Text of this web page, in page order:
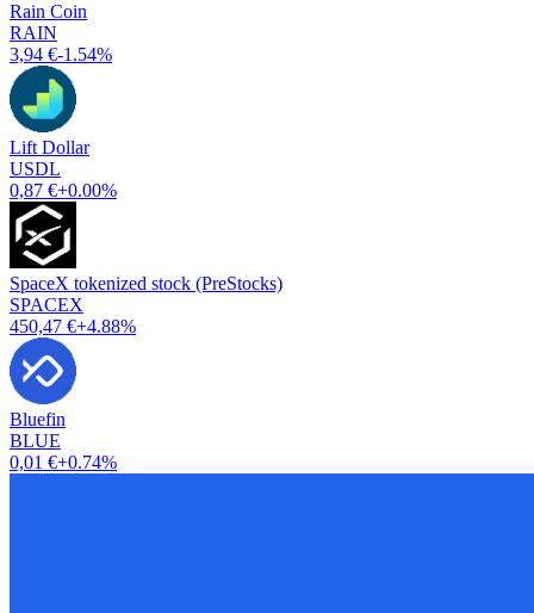
Rain Coin
RAIN
3,94 €-1.54%
Lift Dollar
USDL
0,87 €+0.00%
SpaceX tokenized stock (PreStocks)
SPACEX
450,47 €+4.88%
Bluefin
BLUE
0,01 €+0.74%